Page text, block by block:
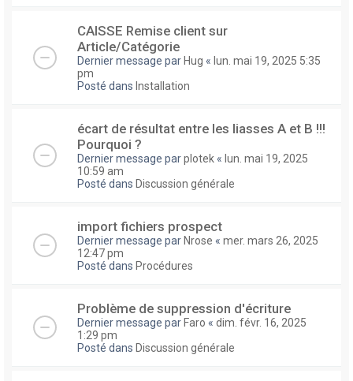
CAISSE Remise client sur
Article/Catégorie
Dernier message par Hug « lun. mai 19, 2025 5:35
pm
Posté dans Installation
écart de résultat entre les liasses A et B !!!
Pourquoi ?
Dernier message parplotek « lun. mai 19, 2025
10:59 am
Posté dans Discussion générale
import fichiers prospect
Dernier message par Nrose « mer. mars 26, 2025
12:47 pm
Posté dans Procédures
Problème de suppression d'écriture
Dernier message par Faro « dim. févr. 16, 2025
1:29 pm
Posté dans Discussion générale